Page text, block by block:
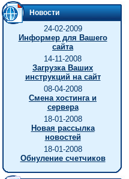
Новости
24-02-2009
Информер для Вашего
сайта
14-11-2008
Загрузка Ваших
инструкций на сайт
08-04-2008
Смена хостинга и
сервера
18-01-2008
Новая рассылка
новостей
18-01-2008
Обнуление счетчиков